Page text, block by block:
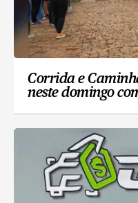
Corrida e
neste domingo